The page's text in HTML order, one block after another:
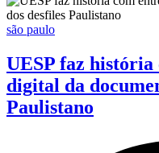
são paulo
UESP faz história
digital da
Paulistano